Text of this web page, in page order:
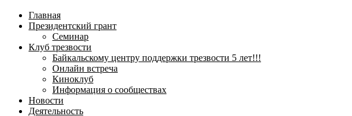
меню
Главная
Президентский грант
Семинар
Клуб трезвости
Байкальскому центру поддержки трезвости 5 лет!!!
Онлайн встреча
Киноклуб
Информация о сообществах
Новости
Деятельность